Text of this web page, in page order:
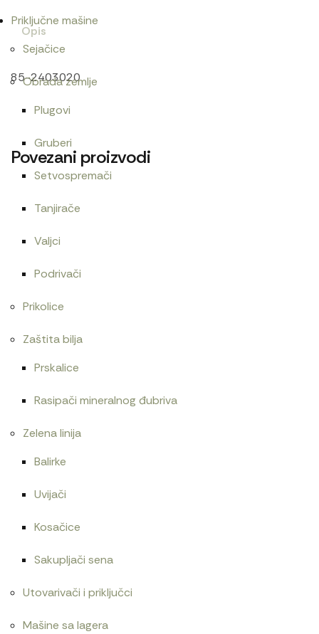
Priključne mašine
Sejačice
Obrada zemlje
Plugovi
Gruberi
Setvospremači
Tanjirače
Valjci
Podrivači
Prikolice
Zaštita bilja
Prskalice
Rasipači mineralnog đubriva
Zelena linija
Balirke
Uvijači
Kosačice
Sakupljači sena
Utovarivači i priključci
Mašine sa lagera
Opis
85-2403020
Povezani proizvodi
4.200
960RSD